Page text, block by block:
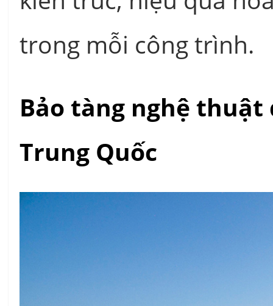
trong mỗi công trình.
Bảo tàng nghệ
Trung Quốc